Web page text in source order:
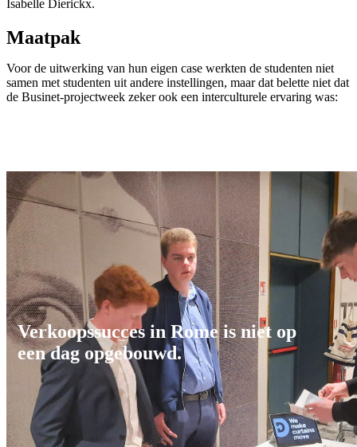
Verkoopssucces in Rome is niet op
een dag opgebouwd.
Isabelle Dierickx.
Maatpak
Voor de uitwerking van hun eigen case werkten de studenten niet
samen met studenten uit andere instellingen, maar dat belette niet dat
de Businet-projectweek zeker ook een interculturele ervaring was: